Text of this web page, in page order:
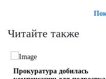
Читайте также
Прокуратура добилась